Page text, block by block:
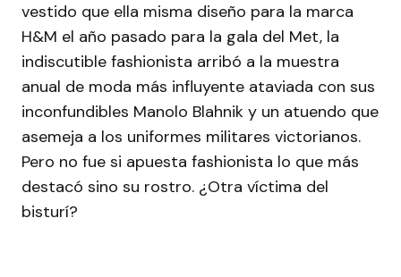
vestido que ella misma diseño para la marca
H&M el año pasado para la gala del Met, la
indiscutible fashionista arribó a la muestra
anual de moda más influyente ataviada con sus
inconfundibles Manolo Blahnik y un atuendo que
asemeja a los uniformes militares victorianos.
Pero no fue si apuesta fashionista lo que más
destacó sino su rostro. ¿Otra víctima del
bisturí?